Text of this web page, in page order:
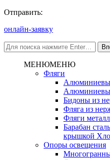
Отправить:
онлайн-заявку
МЕНЮМЕНЮ
Фляги
Бидоны из
Фляга из
Фляги
Барабан
крышкой
Опоры освещения